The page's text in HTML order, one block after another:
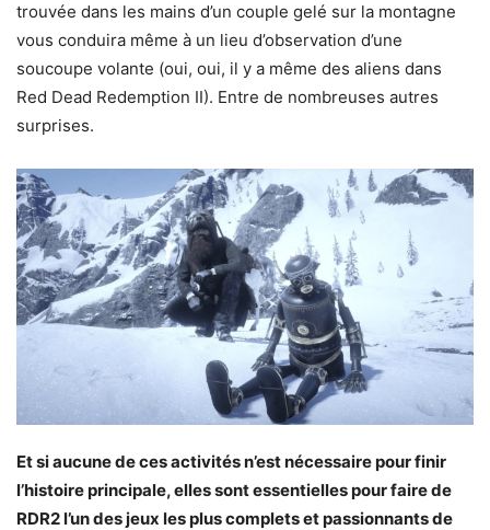
trouvée dans les mains d’un couple gelé sur la montagne
vous conduira même à un lieu d’observation d’une
soucoupe volante (oui, oui, il y a même des aliens dans
Red Dead Redemption II). Entre de nombreuses autres
surprises.
Et si aucune de ces activités n’est nécessaire pour finir
l’histoire principale, elles sont essentielles pour faire de
RDR2 l’un des jeux les plus complets et passionnants de